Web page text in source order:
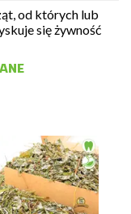
od których lub
się żywność